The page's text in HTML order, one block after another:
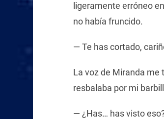
ligeramente erróneo
no había fruncido.
— Te has cortado,
La voz de Miranda me
resbalaba por mi
— ¿Has… has visto